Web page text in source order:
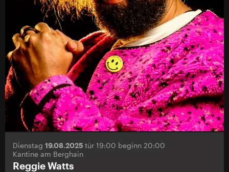
Dienstag 19.08.2025 tür 19:00 beginn 20:00
Kantine am Berghain
Reggie Watts